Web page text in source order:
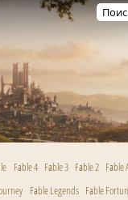
Fable 4 Fable 3 Fable 2 Fable
Fable Legends Fable